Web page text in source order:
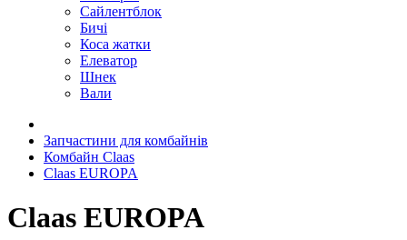
Сайлентблок
Бичі
Коса жатки
Елеватор
Шнек
Вали
Запчастини для комбайнів
Комбайн Claas
Claas EUROPA
Claas EUROPA